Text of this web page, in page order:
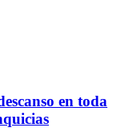
en toda